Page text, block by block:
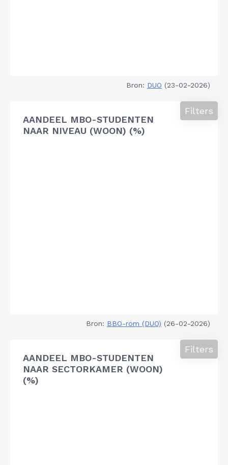
Bron: DUO (23-02-2026)
AANDEEL MBO-STUDENTEN
NAAR NIVEAU (WOON) (%)
Filters
Bron: BBO-rom (DUO) (26-02-2026)
AANDEEL MBO-STUDENTEN
NAAR SECTORKAMER (WOON)
(%)
Filters